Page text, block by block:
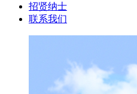
招贤纳士
联系我们